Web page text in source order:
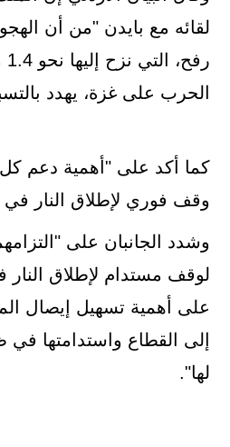
لقائه مع بايدن "من أن
الحرب على غزة، يهدد
كما أكد على "أهمية دعم كل
وقف فوري لإطلاق النار
وشدد الجانبان على
لوقف مستدام لإطلاق
على أهمية تسهيل إيصال
إلى القطاع واستدامتها
لها".